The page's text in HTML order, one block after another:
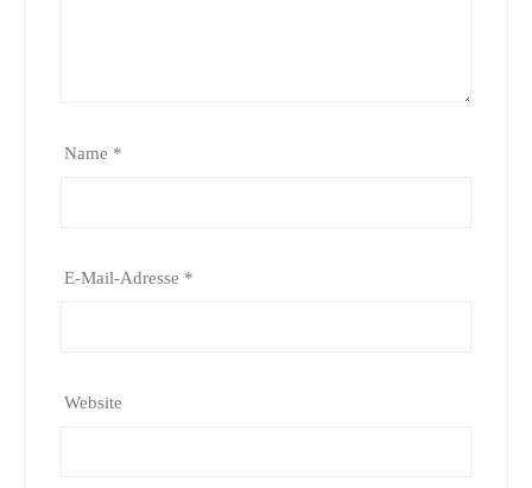
Name *
E-Mail-Adresse *
Website